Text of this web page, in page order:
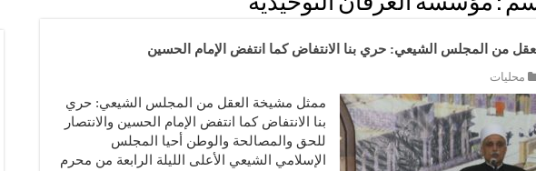
من المجلس الشيعي: حري بنا الانتفاض كما انتفض الإمام الحسين
محليات
ممثل مشيخة العقل من المجلس الشيعي: حري
بنا الانتفاض كما انتفض الإمام الحسين والانتصار
للحق والمصالحة والوطن أحيا المجلس
الإسلامي الشيعي الأعلى الليلة الرابعة من محرم